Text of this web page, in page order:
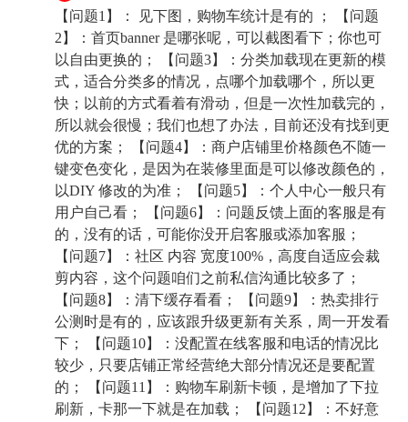
【问题1】： 见下图，购物车统计是有的 ； 【问题
2】：首页banner 是哪张呢，可以截图看下；你也可
以自由更换的； 【问题3】：分类加载现在更新的模
式，适合分类多的情况，点哪个加载哪个，所以更
快；以前的方式看着有滑动，但是一次性加载完的，
所以就会很慢；我们也想了办法，目前还没有找到更
优的方案； 【问题4】：商户店铺里价格颜色不随一
键变色变化，是因为在装修里面是可以修改颜色的，
以DIY 修改的为准； 【问题5】：个人中心一般只有
用户自己看； 【问题6】：问题反馈上面的客服是有
的，没有的话，可能你没开启客服或添加客服；
【问题7】：社区 内容 宽度100%，高度自适应会裁
剪内容，这个问题咱们之前私信沟通比较多了；
【问题8】：清下缓存看看； 【问题9】：热卖排行
公测时是有的，应该跟升级更新有关系，周一开发看
下； 【问题10】：没配置在线客服和电话的情况比
较少，只要店铺正常经营绝大部分情况还是要配置
的； 【问题11】：购物车刷新卡顿，是增加了下拉
刷新，卡那一下就是在加载； 【问题12】：不好意